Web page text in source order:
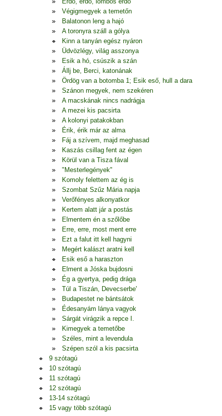
Végigmegyek a temetőn
Balatonon leng a hajó
A toronyra száll a gólya
Kinn a tanyán egész nyáron
Üdvözlégy, világ asszonya
Esik a hó, csúszik a szán
Állj be, Berci, katonának
Ördög van a botomba 1; Esik eső, hull a dara
Szánon megyek, nem szekéren
A macskának nincs nadrágja
A mezei kis pacsirta
A kolonyi patakokban
Érik, érik már az alma
Fáj a szívem, majd meghasad
Kaszás csillag fent az égen
Körül van a Tisza fával
"Mesterlegények"
Komoly felettem az ég is
Szombat Szűz Mária napja
Verőfényes alkonyatkor
Kertem alatt jár a postás
Elmentem én a szőlőbe
Erre, erre, most ment erre
Ezt a falut itt kell hagyni
Megért kalászt aratni kell
Esik eső a haraszton
Elment a Jóska bujdosni
Ég a gyertya, pedig drága
Túl a Tiszán, Devecserbe'
Budapestet ne bántsátok
Édesanyám lánya vagyok
Sárgát virágzik a repce I.
Kimegyek a temetőbe
Széles, mint a levendula
Szépen szól a kis pacsirta
9 szótagú
10 szótagú
11 szótagú
12 szótagú
13-14 szótagú
15 vagy több szótagú